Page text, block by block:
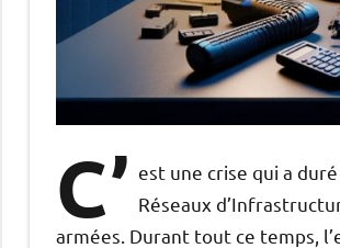
C’ est une crise qui a
Réseaux
armées. Durant tout ce temps,